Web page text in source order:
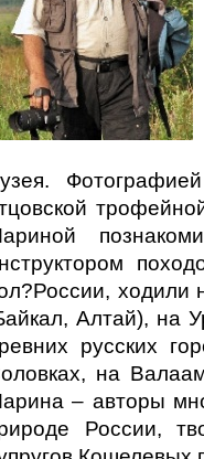
ходили
Алтай), на
русских
на
– авторы
России,